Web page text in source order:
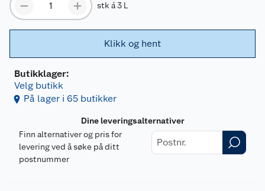
stk á 3 L
Klikk og hent
Butikklager:
Velg butikk
På lager i 65 butikker
Dine leveringsalternativer
Finn alternativer og pris for
levering ved å søke på ditt
postnummer